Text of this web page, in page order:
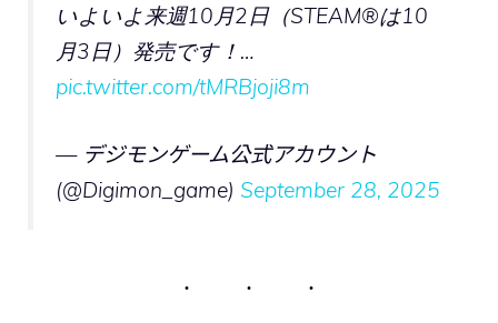
いよいよ来週10月2日（STEAM®は10
月3日）発売です！…
pic.twitter.com/tMRBjoji8m
— デジモンゲーム公式アカウント
(@Digimon_game) September 28, 2025